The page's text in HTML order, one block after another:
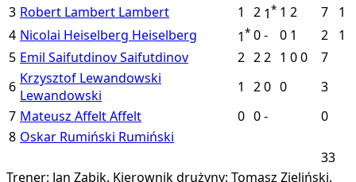
3 Robert Lambert Lambert 1 2 1* 1 2 7
1
4 Nicolai Heiselberg Heiselberg 1* 0- 0 1 2
1
5 Emil SaifutdinovSaifutdinov 2 22 1 00
7
6 Krzysztof Lewandowski
Lewandowski
1 20 0
3
7 Mateusz AffeltAffelt 0 0-
0
8 Oskar Rumiński Rumiński
33
Trener: Jan Ząbik. Kierownik drużyny: Tomasz Zieliński.